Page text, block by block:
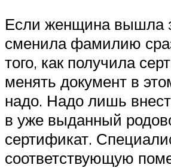
Если женщина вышла
сменила фамилию
того, как получила
менять документ в
надо. Надо лишь
в уже выданный
сертификат.
соответствующую